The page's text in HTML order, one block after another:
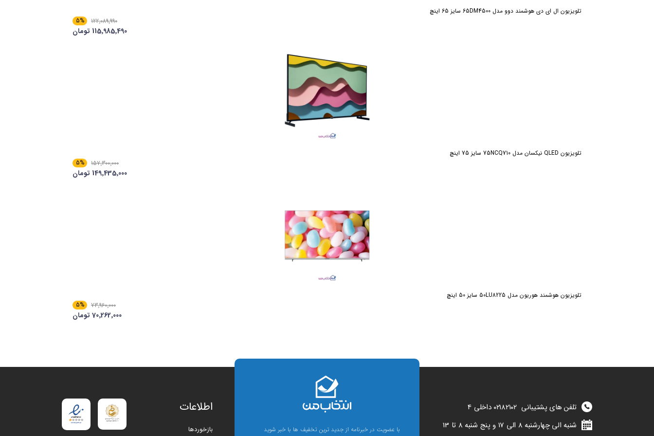
تلویزیون ال ای دی هوشمند دوو مدل 65DM4500 سایز 65 اینچ
122٬089٬990
5%
115٬985٬490 تومان
تلویزیون QLED نیکسان مدل 75NCQ710 سایز 75 اینچ
157٬300٬000
5%
149٬435٬000 تومان
تلویزیون هوشمند هوریون مدل 50LU8225 سایز 50 اینچ
73٬960٬000
5%
70٬262٬000 تومان
تلفن های پشتیبانی۰۲۱۸۲۱۰۲ داخلی 4
شنبه الی چهارشنبه 8 الی 17 و پنج شنبه 8 تا 13
با عضویت در خبرنامه از جدید ترین تخفیف ها با خبر شوید
اطلاعات
بازخوردها